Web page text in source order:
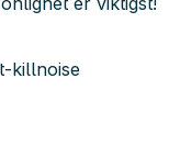
killnoise